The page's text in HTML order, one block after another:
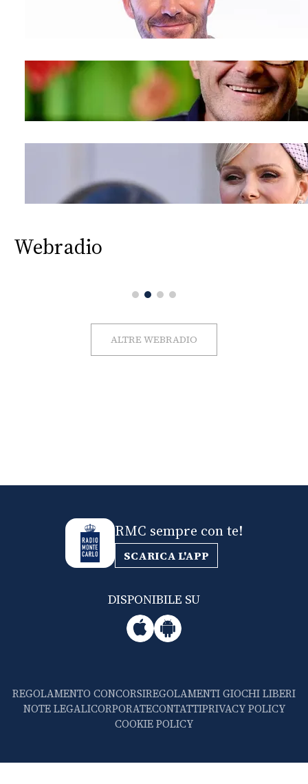
Webradio
ALTRE WEBRADIO
RMC sempre con te!
SCARICA L'APP
DISPONIBILE SU
REGOLAMENTO CONCORSIREGOLAMENTI GIOCHI LIBERI
NOTE LEGALICORPORATECONTATTIPRIVACY POLICY
COOKIE POLICY